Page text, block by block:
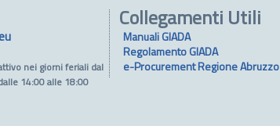
Collegamenti Utili
Manuali GIADA
Regolamento GIADA
e-Procurement Regione Abruzzo
nei giorni feriali dal
14:00 alle 18:00